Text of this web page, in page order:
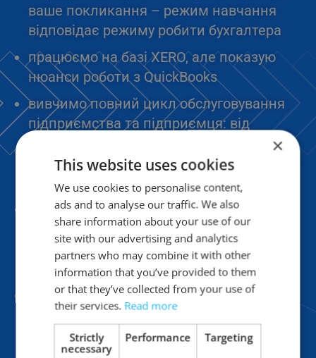
ваше покликання – режим навчання
відповідає режиму робити бухгалтера
працюємо на базі XERO, але показую
нюанси роботи з QuickBooks
вивчимо повний цикл обслуговування
підприємства та підприємця: від
реальних прикладах заповнення заявок
та декларації
навчання українською мовою та в
порівнянні з українським
законодавством, що дозволяє легко
зрозуміти матеріал
в кінці кожного уроку є словничок та
тести на перевірку англійських термінів
×
This website uses cookies
We use cookies to personalise content,
ads and to analyse our traffic. We also
share information about your use of our
site with our advertising and analytics
partners who may combine it with other
information that you’ve provided to them
or that they’ve collected from your use of
their services. Read more
Strictly
necessary
Performance Targeting